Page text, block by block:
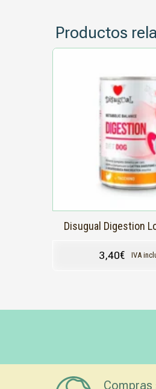
Productos
Disugual Digestion
3,40€ IVA
Compras